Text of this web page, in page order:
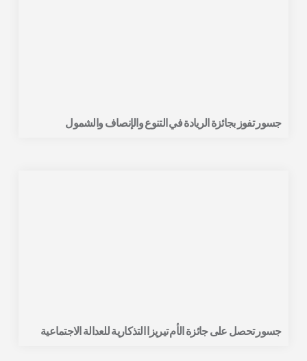
جسور تفوز بجائزة الريادة في التنوع والإنصاف والشمول
جسور تحصل على جائزة الأم تيريزا التذكارية للعدالة الاجتماعية